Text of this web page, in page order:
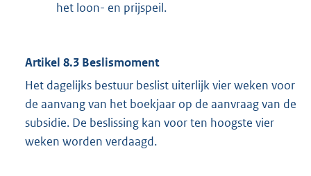
het loon- en prijspeil.
Artikel 8.3 Beslismoment
Het dagelijks bestuur beslist uiterlijk vier weken voor
de aanvang van het boekjaar op de aanvraag van de
subsidie. De beslissing kan voor ten hoogste vier
weken worden verdaagd.